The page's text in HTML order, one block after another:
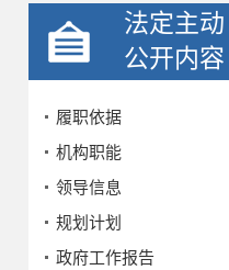
法定主动
公开内容
履职依据
机构职能
领导信息
规划计划
政府工作报告